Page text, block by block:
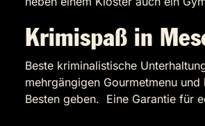
Krimispaß in
Beste kriminalistische
mehrgängigen Gourmetmenu
Besten geben. Eine Garantie für